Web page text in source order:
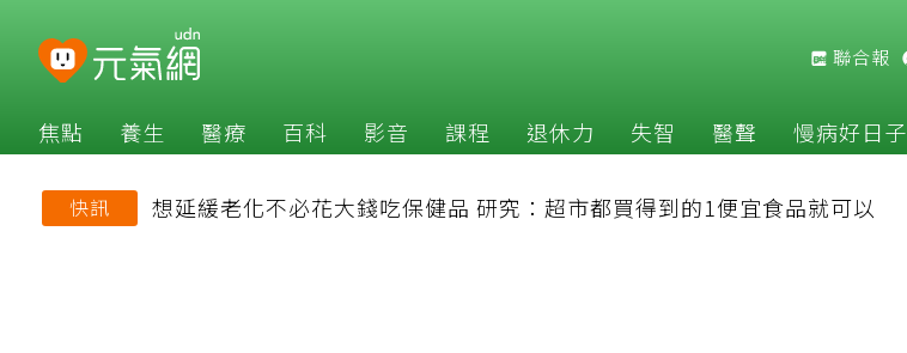
聯合報
焦點 養生 醫療 百科 影音 課程 退休力 失智 醫聲 慢病好日子
快訊 想延緩老化不必花大錢吃保健品 研究：超市都買得到的1便宜食品就可以